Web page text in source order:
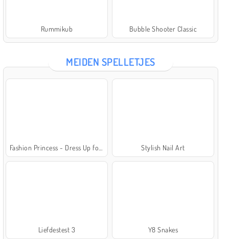
Rummikub Bubble Shooter Classic
MEIDEN SPELLETJES
Stylish Nail Art
Liefdestest 3 Y8 Snakes